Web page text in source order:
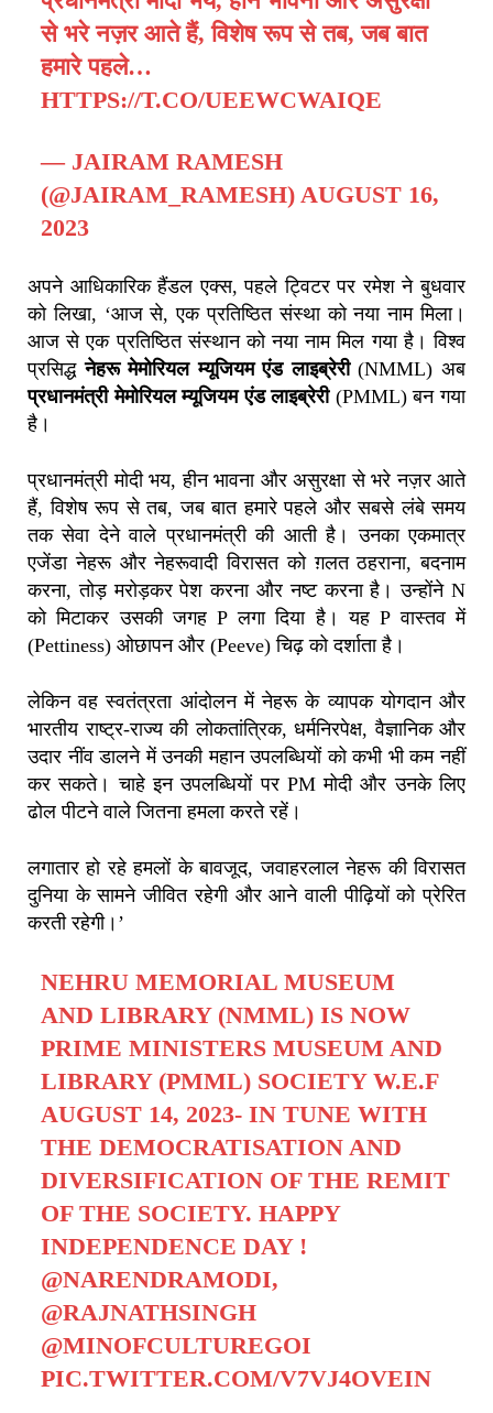
से भरे नज़र आते हैं, विशेष रूप से तब, जब बात
हमारे पहले…
HTTPS://T.CO/UEEWCWAIQE
— JAIRAM RAMESH
(@JAIRAM_RAMESH) AUGUST 16,
2023
अपने आधिकारिक हैंडल एक्स, पहले ट्विटर पर रमेश ने बुधवार
को लिखा, ‘आज से, एक प्रतिष्ठित संस्था को नया नाम मिला।
आज से एक प्रतिष्ठित संस्थान को नया नाम मिल गया है। विश्व
प्रसिद्धनेहरू मेमोरियल म्यूजियम एंड लाइब्रेरी(NMML) अब
प्रधानमंत्री मेमोरियल म्यूजियम एंड लाइब्रेरी(PMML) बन गया
है।
प्रधानमंत्री मोदी भय, हीन भावना और असुरक्षा से भरे नज़र आते
हैं, विशेष रूप से तब, जब बात हमारे पहले और सबसे लंबे समय
तक सेवा देने वाले प्रधानमंत्री की आती है। उनका एकमात्र
एजेंडा नेहरू और नेहरूवादी विरासत को ग़लत ठहराना, बदनाम
करना, तोड़ मरोड़कर पेश करना और नष्ट करना है। उन्होंने N
को मिटाकर उसकी जगह P लगा दिया है। यह P वास्तव में
(Pettiness) ओछापन और (Peeve) चिढ़ को दर्शाता है।
लेकिन वह स्वतंत्रता आंदोलन में नेहरू के व्यापक योगदान और
भारतीय राष्ट्र-राज्य की लोकतांत्रिक, धर्मनिरपेक्ष, वैज्ञानिक और
उदार नींव डालने में उनकी महान उपलब्धियों को कभी भी कम नहीं
कर सकते। चाहे इन उपलब्धियों पर PM मोदी और उनके लिए
ढोल पीटने वाले जितना हमला करते रहें।
लगातार हो रहे हमलों के बावजूद, जवाहरलाल नेहरू की विरासत
दुनिया के सामने जीवित रहेगी और आने वाली पीढ़ियों को प्रेरित
करती रहेगी।’
NEHRU MEMORIAL MUSEUM
AND LIBRARY (NMML) IS NOW
PRIME MINISTERS MUSEUM AND
LIBRARY (PMML) SOCIETY W.E.F
AUGUST 14, 2023- IN TUNE WITH
THE DEMOCRATISATION AND
DIVERSIFICATION OF THE REMIT
OF THE SOCIETY. HAPPY
INDEPENDENCE DAY !
@NARENDRAMODI,
@RAJNATHSINGH
@MINOFCULTUREGOI
PIC.TWITTER.COM/V7VJ4OVEIN